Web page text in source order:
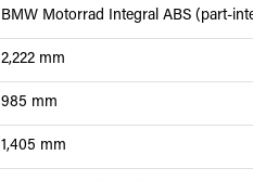
BMW Motorrad Integral ABS (part-
2,222 mm
985 mm
1,405 mm